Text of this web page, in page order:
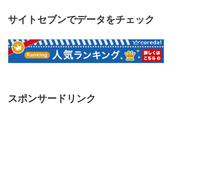
サイトセブンでデータをチェック
スポンサードリンク